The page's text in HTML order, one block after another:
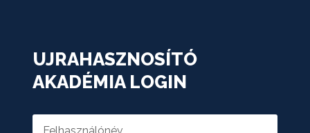
UJRAHASZNOSÍTÓ
AKADÉMIA LOGIN